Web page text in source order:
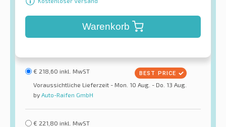
Warenkorb
€ 218,60 inkl. MwST
Voraussichtliche Lieferzeit - Mon. 10 Aug. - Do. 13 Aug.
by Auto-Raifen GmbH
€ 221,80 inkl. MwST